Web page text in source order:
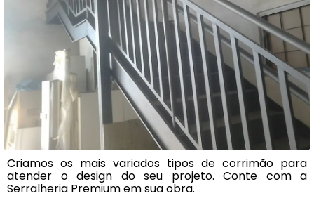
Criamos os mais variados tipos de corrimão para
atender o design do seu projeto. Conte com a
Serralheria Premium em sua obra.